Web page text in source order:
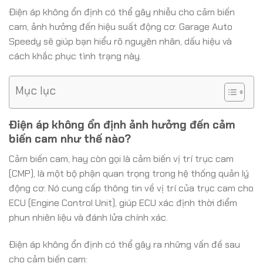
Điện áp không ổn định có thể gây nhiễu cho cảm biến
cam, ảnh hưởng đến hiệu suất động cơ. Garage Auto
Speedy sẽ giúp bạn hiểu rõ nguyên nhân, dấu hiệu và
cách khắc phục tình trạng này.
Mục lục
Điện áp không ổn định ảnh hưởng đến cảm
biến cam như thế nào?
Cảm biến cam, hay còn gọi là cảm biến vị trí trục cam
(CMP), là một bộ phận quan trọng trong hệ thống quản lý
động cơ. Nó cung cấp thông tin về vị trí của trục cam cho
ECU (Engine Control Unit), giúp ECU xác định thời điểm
phun nhiên liệu và đánh lửa chính xác.
Điện áp không ổn định có thể gây ra những vấn đề sau
cho cảm biến cam: